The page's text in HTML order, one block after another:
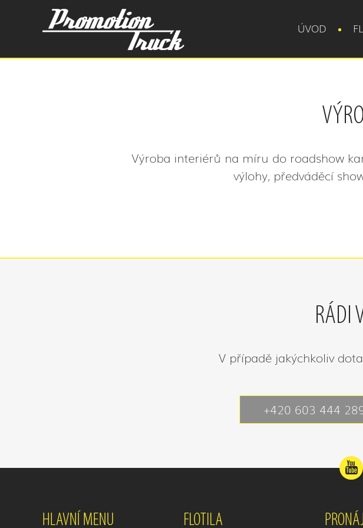
ÚVOD
Výroba interiérů na míru do roadshow
výlohy, předváděcí
RÁDI
V případě jakýchkoliv
+420 603 444
HLAVNÍ MENU FLOTILA